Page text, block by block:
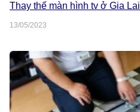
Thay thế màn hình tv ở Gia Lai
13/05/2023